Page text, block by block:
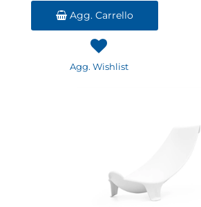
Agg. Carrello
Agg. Wishlist